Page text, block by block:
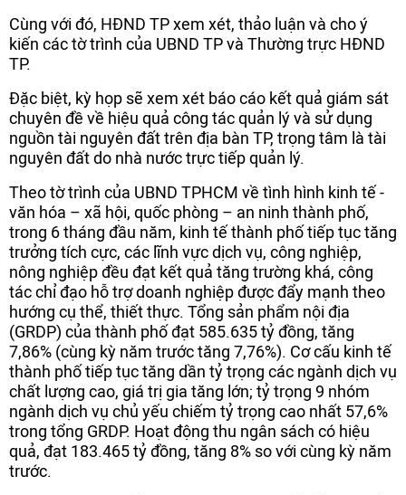
Cùng với đó, HĐND TP xem xét, thảo luận và cho ý
kiến các tờ trình của UBND TP và Thường trực HĐND
TP.
Đặc biệt, kỳ họp sẽ xem xét báo cáo kết quả giám sát
chuyên đề về hiệu quả công tác quản lý và sử dụng
nguồn tài nguyên đất trên địa bàn TP, trọng tâm là tài
nguyên đất do nhà nước trực tiếp quản lý.
Theo tờ trình của UBND TPHCM về tình hình kinh tế -
văn hóa – xã hội, quốc phòng – an ninh thành phố,
trong 6 tháng đầu năm, kinh tế thành phố tiếp tục tăng
trưởng tích cực, các lĩnh vực dịch vụ, công nghiệp,
nông nghiệp đều đạt kết quả tăng trường khá, công
tác chỉ đạo hỗ trợ doanh nghiệp được đẩy mạnh theo
hướng cụ thể, thiết thực. Tổng sản phẩm nội địa
(GRDP) của thành phố đạt 585.635 tỷ đồng, tăng
7,86% (cùng kỳ năm trước tăng 7,76%). Cơ cấu kinh tế
thành phố tiếp tục tăng dần tỷ trọng các ngành dịch vụ
chất lượng cao, giá trị gia tăng lớn; tỷ trọng 9 nhóm
ngành dịch vụ chủ yếu chiếm tỷ trọng cao nhất 57,6%
trong tổng GRDP. Hoạt động thu ngân sách có hiệu
quả, đạt 183.465 tỷ đồng, tăng 8% so với cùng kỳ năm
trước.